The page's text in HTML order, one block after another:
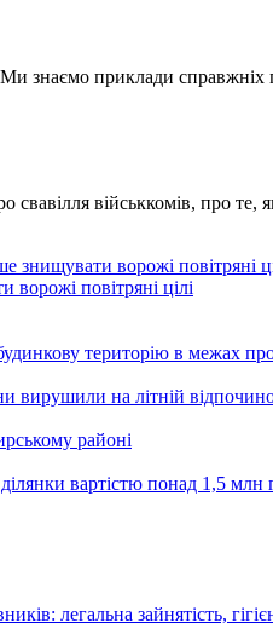
Ми знаємо приклади справжніх
свавілля військкомів, про те,
повітряні цілі
територію в межах
вирушили на літній
районі
вартістю понад 1,5
легальна зайнятість,